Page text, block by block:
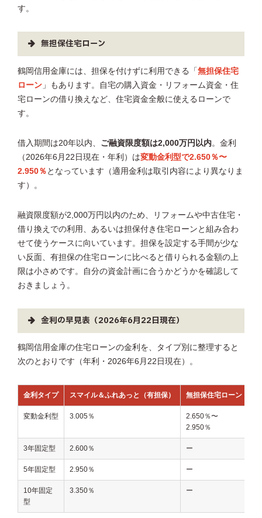
す。
無担保住宅ローン
鶴岡信用金庫には、担保を付けずに利用できる「無担保住宅
ローン 」もあります。自宅の購入資金・リフォーム資金・住
宅ローンの借り換えなど、住宅資金全般に使えるローンで
す。
借入期間は20年以内、 ご融資限度額は2,000万円以内。金利
（2026年6月22日現在・年利）は変動金利型で2.650％〜
2.950％ となっています（適用金利は取引内容により異なりま
す）。
融資限度額が2,000万円以内のため、リフォームや中古住宅・
借り換えでの利用、あるいは担保付き住宅ローンと組み合わ
せて使うケースに向いています。担保を設定する手間が少な
い反面、有担保の住宅ローンに比べると借りられる金額の上
限は小さめです。自分の資金計画に合うかどうかを確認して
おきましょう。
金利の早見表（2026年6月22日現在）
鶴岡信用金庫の住宅ローンの金利を、タイプ別に整理すると
次のとおりです（年利・2026年6月22日現在）。
金利タイプ スマイル＆ふれあっと（有担保） 無担保住宅ローン
変動金利型 3.005％
2.650％〜
2.950％
3年固定型 2.600％ ー
5年固定型 2.950％ ー
10年固定
型
3.350％ ー